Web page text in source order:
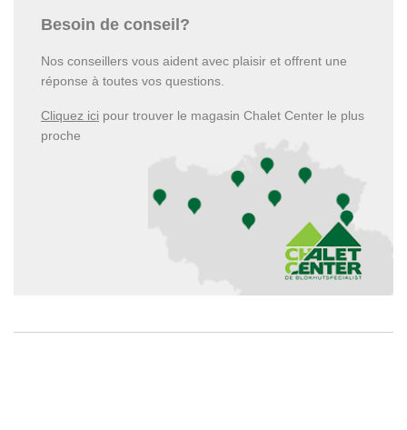
Besoin de conseil?
Nos conseillers vous aident avec plaisir et offrent une
réponse à toutes vos questions.
Cliquez ici pour trouver le magasin Chalet Center le plus
proche